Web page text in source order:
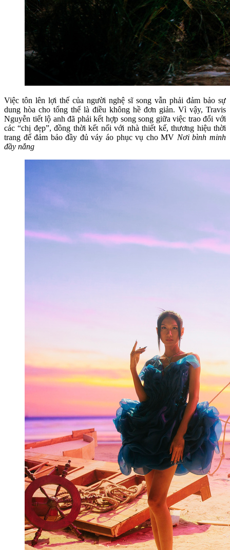
Việc tôn lên lợi thế của người nghệ sĩ song vẫn phải đảm bảo sự
dung hòa cho tổng thể là điều không hề đơn giản. Vì vậy, Travis
Nguyễn tiết lộ anh đã phải kết hợp song song giữa việc trao đổi với
các “chị đẹp”, đồng thời kết nối với nhà thiết kế, thương hiệu thời
trang để đảm bảo đầy đủ váy áo phục vụ cho MV Nơi bình minh
đầy nắng